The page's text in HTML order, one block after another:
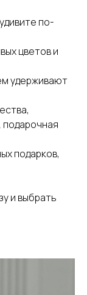
по-
цветов и
удерживают
подарочная
подарков,
и выбрать